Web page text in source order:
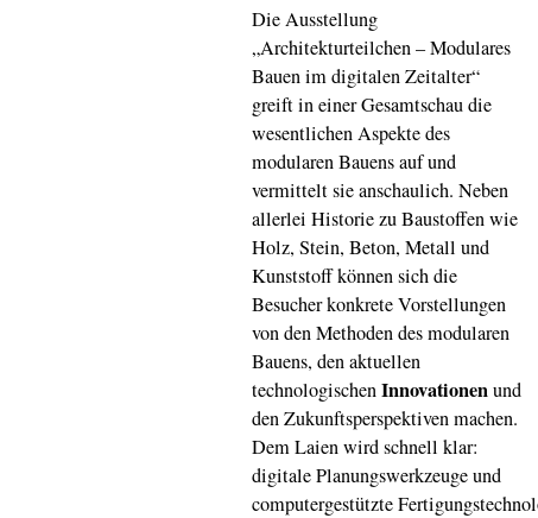
Die Ausstellung
„Architekturteilchen – Modulares
Bauen im digitalen Zeitalter“
greift in einer Gesamtschau die
wesentlichen Aspekte des
modularen Bauens auf und
vermittelt sie anschaulich. Neben
allerlei Historie zu Baustoffen wie
Holz, Stein, Beton, Metall und
Kunststoff können sich die
Besucher konkrete Vorstellungen
von den Methoden des modularen
Bauens, den aktuellen
technologischenInnovationenund
den Zukunftsperspektiven machen.
Dem Laien wird schnell klar:
digitale Planungswerkzeuge und
computergestützte